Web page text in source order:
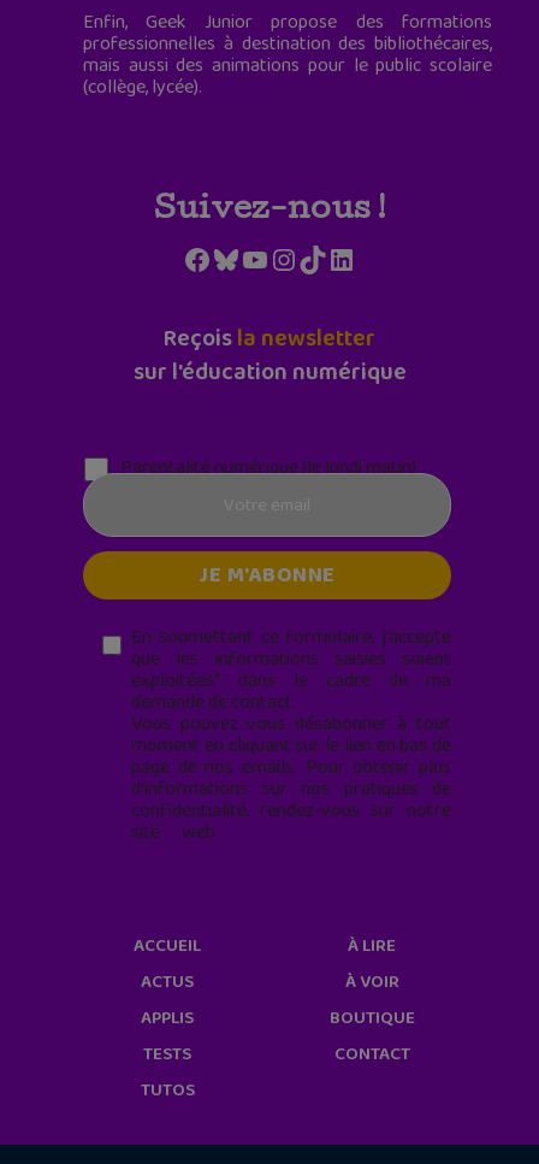
Enfin, Geek Junior propose des formations
professionnelles à destination des bibliothécaires,
mais aussi des animations pour le public scolaire
(collège, lycée).
Suivez-nous !
Facebook
Bluesky
YouTube
Instagram
TikTokLinkedIn
Reçoisla newsletter
sur l'éducation numérique
Parentalité numérique (le lundi matin)
En soumettant ce formulaire, j’accepte
que les informations saisies soient
exploitées* dans le cadre de ma
demande de contact.
Vous pouvez vous désabonner à tout
moment en cliquant sur le lien en bas de
page de nos emails. Pour obtenir plus
d'informations sur nos pratiques de
confidentialité, rendez-vous sur notre
site web
ACCUEIL
ACTUS
APPLIS
TESTS
TUTOS
À LIRE
À VOIR
BOUTIQUE
CONTACT